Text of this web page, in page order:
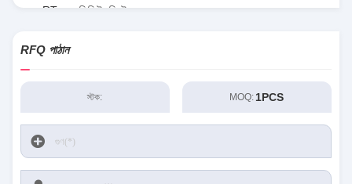
RT৮০৭৭জিকিউডব্লিউ
RFQ পাঠান
স্টক: MOQ: 1PCS